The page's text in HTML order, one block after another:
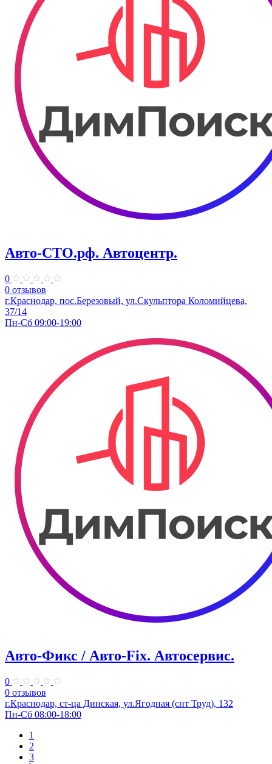
Авто-СТО.рф. Автоцентр.
0
0 отзывов
г.Краснодар, пос.Березовый, ул.Скульптора Коломийцева,
37/14
Пн-Сб 09:00-19:00
Авто-Фикс / Авто-Fix. Автосервис.
0
0 отзывов
г.Краснодар, ст-ца Динская, ул.Ягодная (снт Труд), 132
Пн-Сб 08:00-18:00
1
2
3